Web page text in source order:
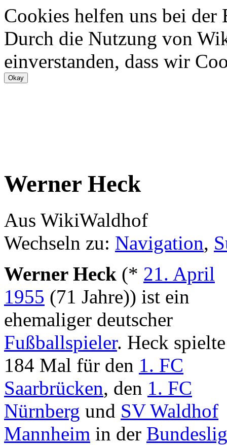
Cookies helfen uns bei
Durch die Nutzung von
einverstanden, dass wir
Werner Heck
Aus WikiWaldhof
Wechseln zu: Navigation,
Werner Heck (* 21. April
1955 (71 Jahre)) ist ein
ehemaliger deutscher
Fußballspieler. Heck spielte
184 Mal für den 1. FC
Saarbrücken, den 1. FC
Nürnberg und SV Waldhof
Mannheim in der